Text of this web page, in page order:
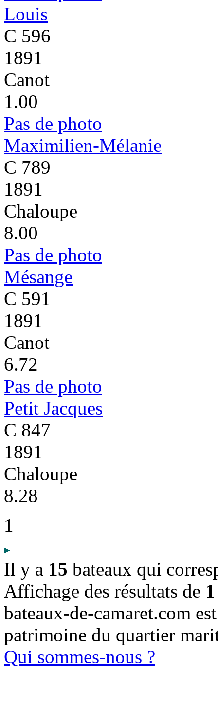
Louis
C 596
1891
Canot
1.00
Pas de photo
Maximilien-Mélanie
C 789
1891
Chaloupe
8.00
Pas de photo
Mésange
C 591
1891
Canot
6.72
Pas de photo
Petit Jacques
C 847
1891
Chaloupe
8.28
1
Il y a 15 bateaux qui
Affichage des résultats de
bateaux-de-camaret.com
patrimoine du quartier
Qui sommes-nous ?